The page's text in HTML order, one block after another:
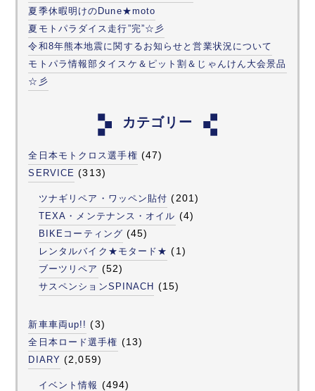
夏季休暇明けのDune★moto
夏モトパラダイス走行”完”☆彡
令和8年熊本地震に関するお知らせと営業状況について
モトパラ情報部タイスケ＆ピット割＆じゃんけん大会景品
☆彡
カテゴリー
全日本モトクロス選手権 (47)
SERVICE (313)
ツナギリペア・ワッペン貼付 (201)
TEXA・メンテナンス・オイル (4)
BIKEコーティング (45)
レンタルバイク★モタード★ (1)
ブーツリペア (52)
サスペンションSPINACH (15)
新車車両up!! (3)
全日本ロード選手権 (13)
DIARY (2,059)
イベント情報 (494)